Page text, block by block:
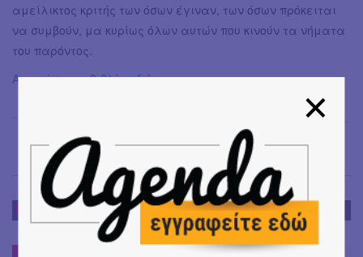
αμείλικτος κριτής των όσων έγιναν, των όσων πρόκειται
να συμβούν, μα κυρίως όλων αυτών που κινούν τα νήματα
του παρόντος.
Αποκτήστε το βιβλίο εδώ.
Γιάγκος Πλατής
DE-BOOK